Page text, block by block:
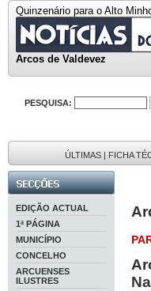
Quinzenário para o Alto
Arcos de Valdevez
PESQUISA:
ÚLTIMAS | FICHA
EDIÇÃO ACTUAL
1ª PÁGINA
MUNICÍPIO
CONCELHO
ARCUENSES
ILUSTRES